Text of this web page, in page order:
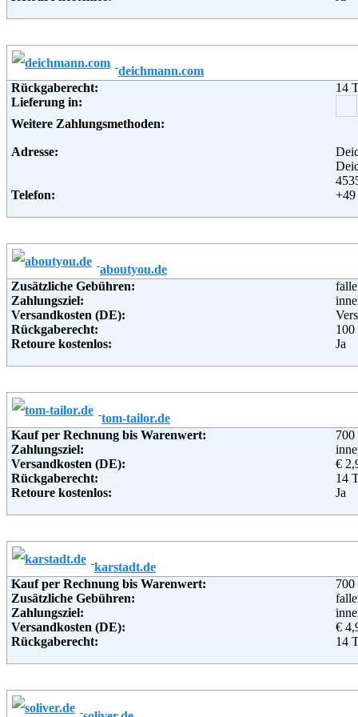
Weitere Zahlungsmethoden:
Telefon:
+49
Fax:
Email:
deichmann.com
Rückgaberecht:
14
Lieferung in:
Weitere Zahlungsmethoden:
Adresse:
Telefon:
+49
Weiterführende Informationen:
aboutyou.de
Zusätzliche Gebühren:
Zahlungsziel:
Versandkosten (DE):
Rückgaberecht:
100
Retoure kostenlos:
Ja
Weitere Zahlungsmethoden:
D-
Telefon:
Email:
Soziale Kanäle:
Weiterführende Informationen:
tom-tailor.de
Kauf per Rechnung bis Warenwert:
700
Zahlungsziel:
Versandkosten (DE):
€
Rückgaberecht:
14
Retoure kostenlos:
Ja
Weitere Zahlungsmethoden:
Telefon:
+49
Fax:
+49
Email:
e-
karstadt.de
Kauf per Rechnung bis Warenwert:
700
Zusätzliche Gebühren:
Zahlungsziel:
Versandkosten (DE):
€
Rückgaberecht:
14
Weitere Zahlungsmethoden: